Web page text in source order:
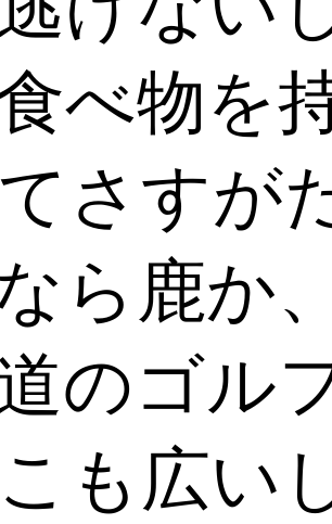
べ物を
さすが
ら鹿か
のゴル
も広い